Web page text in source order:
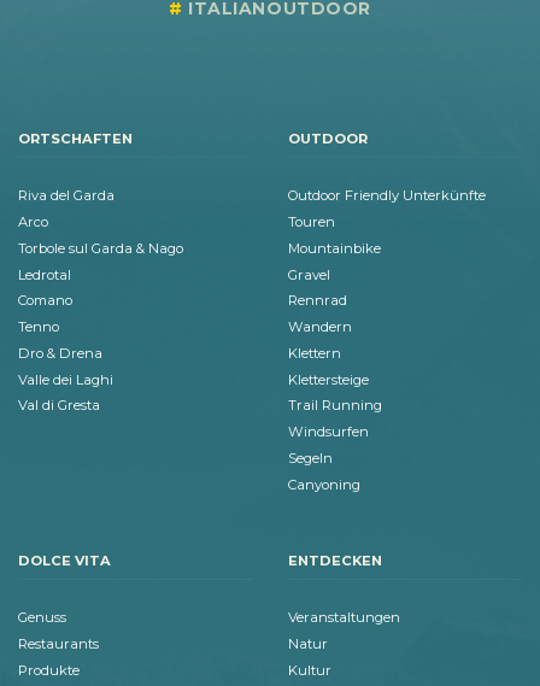
ITALIANOUTDOOR
ORTSCHAFTEN
Riva del Garda
Arco
Torbole sul Garda & Nago
Ledrotal
Comano
Tenno
Dro & Drena
Valle dei Laghi
Val di Gresta
OUTDOOR
Outdoor Friendly Unterkünfte
Touren
Mountainbike
Gravel
Rennrad
Wandern
Klettern
Klettersteige
Trail Running
Windsurfen
Segeln
Canyoning
DOLCE VITA
Genuss
Restaurants
Produkte
ENTDECKEN
Veranstaltungen
Natur
Kultur